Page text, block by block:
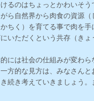
るのはちょっとかわいそう
ら自然界から肉食の資源（
ちく）を育てる事で肉を手
いただくという共存（きょ
には社会の仕組みが変わら
方的な見方は、みなさんと
続き考えていきましょう。